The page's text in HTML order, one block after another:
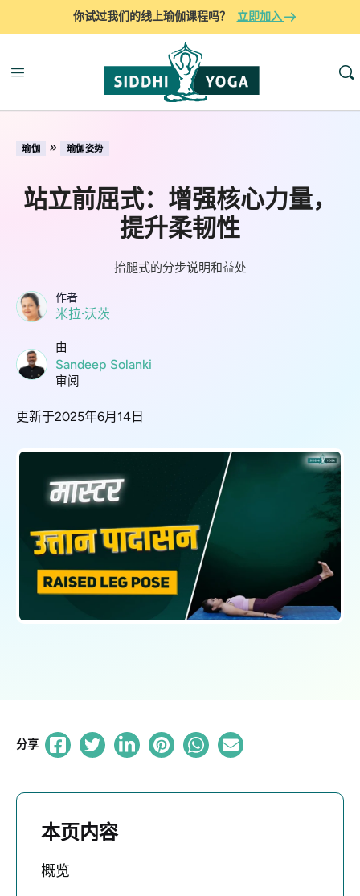
你试过我们的线上瑜伽课程吗？ 立即加入
瑜伽 » 瑜伽姿势
站立前屈式：增强核心力量，
提升柔韧性
抬腿式的分步说明和益处
作者
米拉·沃茨
由
Sandeep Solanki
审阅
更新于2025年6月14日
分享
本页内容
概览